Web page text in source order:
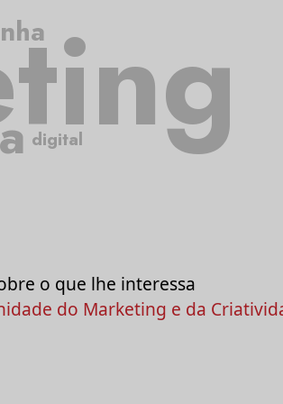
digital
o que lhe interessa
do Marketing e da